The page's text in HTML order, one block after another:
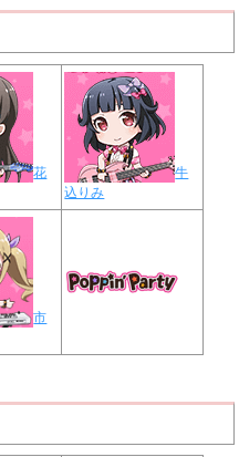
花
牛
込りみ
市